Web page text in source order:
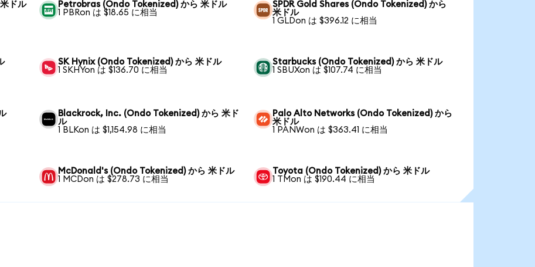
ドル
Petrobras (Ondo Tokenized) から 米ドル
1 PBRon は $18.65 に相当
SPDR Gold Shares (Ondo Tokenized) から
米ドル
1 GLDon は $396.12 に相当
SK Hynix (Ondo Tokenized) から 米ドル
1 SKHYon は $136.70 に相当
Starbucks (Ondo Tokenized) から 米ドル
1 SBUXon は $107.74 に相当
Blackrock, Inc. (Ondo Tokenized) から 米ド
ル
1 BLKon は $1,154.98 に相当
Palo Alto Networks (Ondo Tokenized) から
米ドル
1 PANWon は $363.41 に相当
McDonald's (Ondo Tokenized) から 米ドル
1 MCDon は $278.73 に相当
Toyota (Ondo Tokenized) から 米ドル
1 TMon は $190.44 に相当